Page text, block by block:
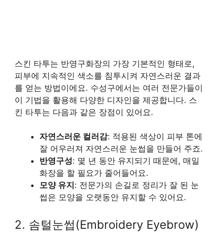
스킨 타투는 반영구화장의 가장 기본적인 형태로,
피부에 지속적인 색소를 침투시켜 자연스러운 결과
를 얻는 방법이에요. 수성구에서는 여러 전문가들이
이 기법을 활용해 다양한 디자인을 제공합니다. 스
킨 타투는 다음과 같은 장점이 있어요.
자연스러운 컬러감: 적용된 색상이 피부 톤에
잘 어우러져 자연스러운 눈썹을 만들어 주죠.
반영구성: 몇 년 동안 유지되기 때문에, 매일
화장을 할 필요가 줄어들어요.
모양 유지 : 전문가의 손길로 정리가 잘 된 눈
썹은 모양을 오랫동안 유지할 수 있어요.
2. 솜털눈썹(Embroidery Eyebrow)